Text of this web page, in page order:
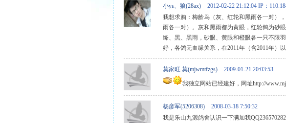
小yε、狼(28ax) 2012-02-22 21:12:04 IP：
我想求购：梅龄鸟（灰、红轮和黑雨各一对）
雨各一对）。灰和黑雨都为黄眼，红轮鸽为砂
绛、黑、黑雨，砂眼、黄眼和橙眼各一只不限
好，各鸽无血缘关系，在2011年（含2011年）以
莫家旺 莫(mjwmtfzgs) 2009-01-21 20:03:53
我独立网站已经建好，网址http://
杨彦军(5206308)
2008-03-18 7:50:32
我是乐山九源鸽舍认识一下满加我QQ236570282